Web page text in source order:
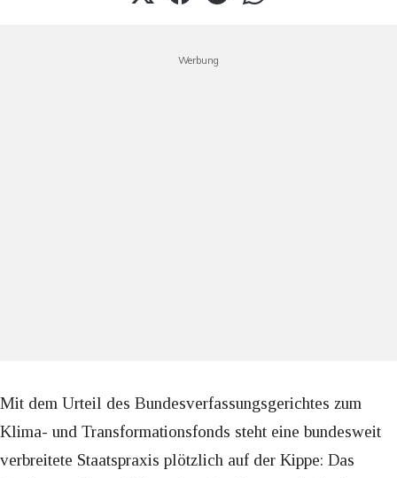
Werbung
Mit dem Urteil des Bundesverfassungsgerichtes zum
Klima- und Transformationsfonds steht eine bundesweit
verbreitete Staatspraxis plötzlich auf der Kippe: Das